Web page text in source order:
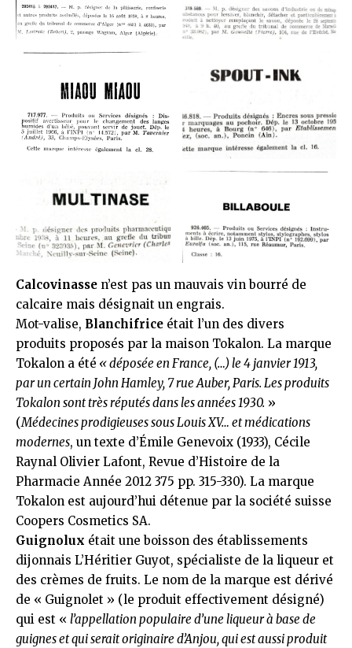
Calcovinasse n’est pas un mauvais vin bourré de
calcaire mais désignait un engrais.
Mot-valise, Blanchifrice était l’un des divers
produits proposés par la maison Tokalon. La marque
Tokalon a été « déposée en France, (…) le 4 janvier 1913,
par un certain John Hamley, 7 rue Auber, Paris. Les produits
Tokalon sont très réputés dans les années 1930. »
(Médecines prodigieuses sous Louis XV… et médications
modernes, un texte d’Émile Genevoix (1933), Cécile
Raynal Olivier Lafont, Revue d’Histoire de la
Pharmacie Année 2012 375 pp. 315-330). La marque
Tokalon est aujourd’hui détenue par la société suisse
Coopers Cosmetics SA.
Guignolux était une boisson des établissements
dijonnais L’Héritier Guyot, spécialiste de la liqueur et
des crèmes de fruits. Le nom de la marque est dérivé
de « Guignolet » (le produit effectivement désigné)
qui est « l’appellation populaire d’une liqueur à base de
guignes et qui serait originaire d’Anjou, qui est aussi produit